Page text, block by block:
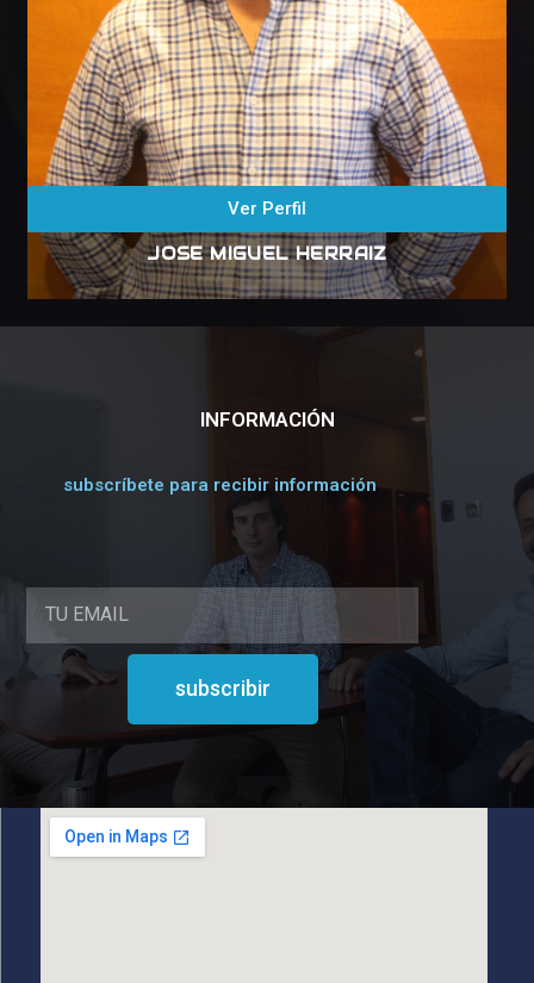
Ver Perfil
JOSE MIGUEL HERRAIZ
INFORMACIÓN
subscríbete para recibir información
subscribir